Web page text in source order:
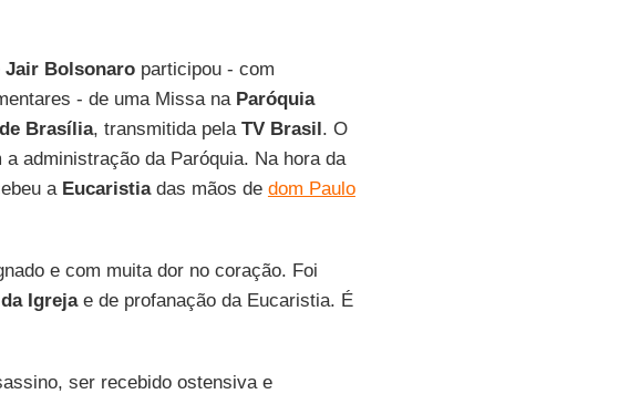
Jair Bolsonaroparticipou - com
- de uma Missa na Paróquia
Brasília, transmitida pela TV Brasil. O
administração da Paróquia. Na hora da
a Eucaristiadas mãos de dom Paulo
e com muita dor no coração. Foi
Igrejae de profanação da Eucaristia. É
ser recebido ostensiva e